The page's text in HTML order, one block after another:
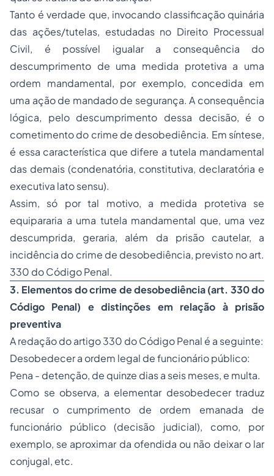
Tanto é verdade que, invocando classificação quinária
das ações/tutelas, estudadas no Direito Processual
Civil, é possível igualar a consequência do
descumprimento de uma medida protetiva a uma
ordem mandamental, por exemplo, concedida em
uma ação de mandado de segurança. A consequência
lógica, pelo descumprimento dessa decisão, é o
cometimento do crime de desobediência. Em síntese,
é essa característica que difere a tutela mandamental
das demais (condenatória, constitutiva, declaratória e
executiva lato sensu).
Assim, só por tal motivo, a medida protetiva se
equipararia a uma tutela mandamental que, uma vez
descumprida, geraria, além da prisão cautelar, a
incidência do crime de desobediência, previsto no art.
330 do Código Penal.
3. Elementos do crime de desobediência (art. 330 do
Código Penal) e distinções em relação à prisão
preventiva
A redação do artigo 330 do Código Penal é a seguinte:
Desobedecer a ordem legal de funcionário público:
Pena - detenção, de quinze dias a seis meses, e multa.
Como se observa, a elementar desobedecer traduz
recusar o cumprimento de ordem emanada de
funcionário público (decisão judicial), como, por
exemplo, se aproximar da ofendida ou não deixar o lar
conjugal, etc.